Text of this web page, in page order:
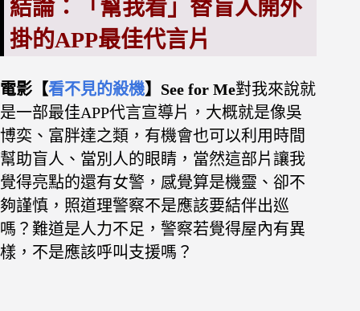
結論：「幫我看」替盲人開外
掛的APP最佳代言片
電影【看不見的殺機】See for Me對我來說就
是一部最佳APP代言宣導片，大概就是像吳
博奕、富胖達之類，有機會也可以利用時間
幫助盲人、當別人的眼睛，當然這部片讓我
覺得亮點的還有女警，感覺算是機靈、卻不
夠謹慎，照道理警察不是應該要結伴出巡
嗎？難道是人力不足，警察若覺得屋內有異
樣，不是應該呼叫支援嗎？